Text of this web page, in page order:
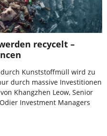
recycelt –
Kunststoffmüll wird zu
durch massive Investitionen
Khangzhen Leow, Senior
Investment Managers